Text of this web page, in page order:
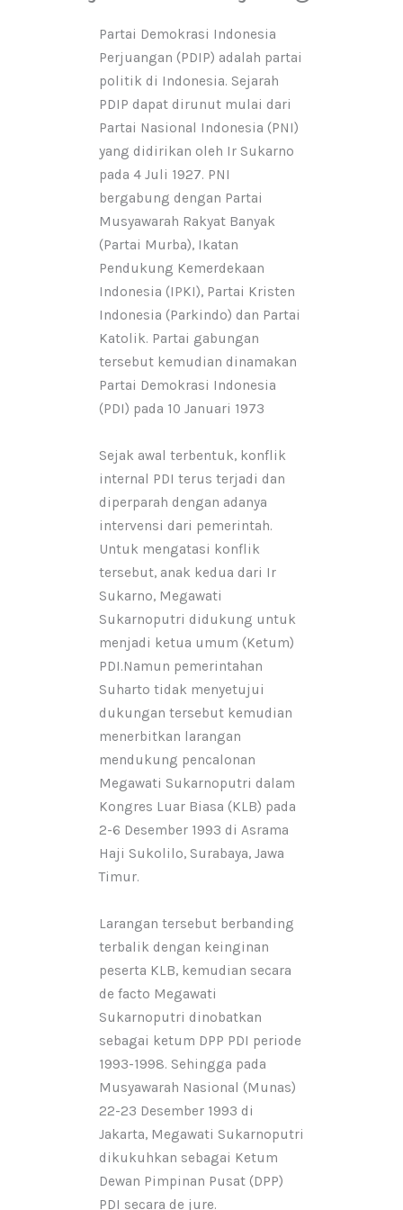
Partai Demokrasi Indonesia
Perjuangan (PDIP) adalah partai
politik di Indonesia. Sejarah
PDIP dapat dirunut mulai dari
Partai Nasional Indonesia (PNI)
yang didirikan oleh Ir Sukarno
pada 4 Juli 1927. PNI
bergabung dengan Partai
Musyawarah Rakyat Banyak
(Partai Murba), Ikatan
Pendukung Kemerdekaan
Indonesia (IPKI), Partai Kristen
Indonesia (Parkindo) dan Partai
Katolik. Partai gabungan
tersebut kemudian dinamakan
Partai Demokrasi Indonesia
(PDI) pada 10 Januari 1973
Sejak awal terbentuk, konflik
internal PDI terus terjadi dan
diperparah dengan adanya
intervensi dari pemerintah.
Untuk mengatasi konflik
tersebut, anak kedua dari Ir
Sukarno, Megawati
Sukarnoputri didukung untuk
menjadi ketua umum (Ketum)
PDI.Namun pemerintahan
Suharto tidak menyetujui
dukungan tersebut kemudian
menerbitkan larangan
mendukung pencalonan
Megawati Sukarnoputri dalam
Kongres Luar Biasa (KLB) pada
2-6 Desember 1993 di Asrama
Haji Sukolilo, Surabaya, Jawa
Timur.
Larangan tersebut berbanding
terbalik dengan keinginan
peserta KLB, kemudian secara
de facto Megawati
Sukarnoputri dinobatkan
sebagai ketum DPP PDI periode
1993-1998. Sehingga pada
Musyawarah Nasional (Munas)
22-23 Desember 1993 di
Jakarta, Megawati Sukarnoputri
dikukuhkan sebagai Ketum
Dewan Pimpinan Pusat (DPP)
PDI secara de jure.